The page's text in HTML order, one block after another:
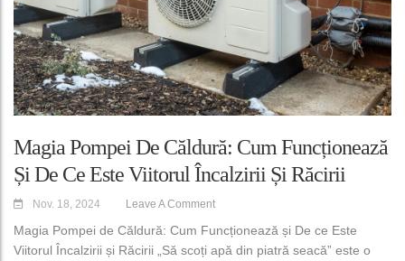
Magia Pompei De Căldură: Cum Funcționează
Și De Ce Este Viitorul Încalzirii Și Răcirii
Nov. 18, 2024 Leave A Comment
Magia Pompei de Căldură: Cum Funcționează și De ce Este
Viitorul Încalzirii și Răcirii „Să scoți apă din piatră seacă” este o